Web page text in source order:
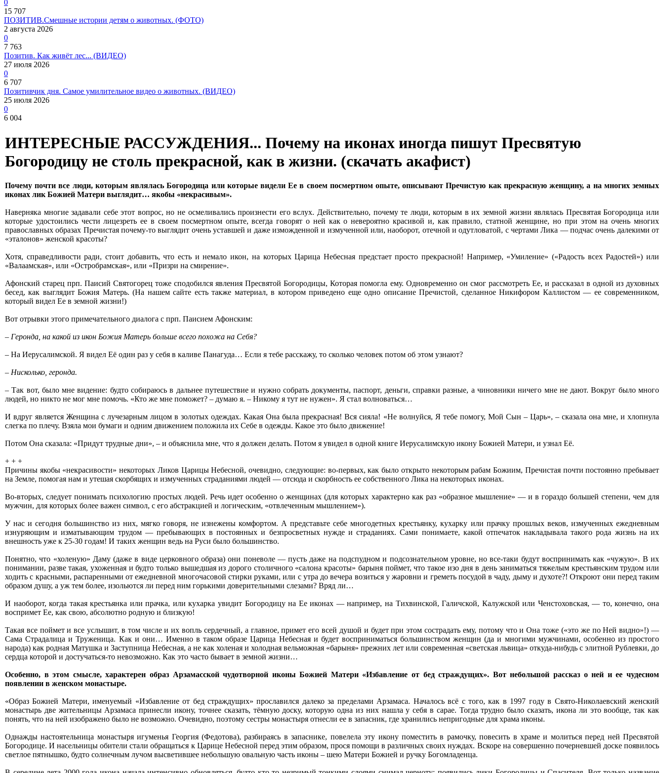
0
15 707
ПОЗИТИВ.Смешные истории детям о животных. (ФОТО)
2 августа 2026
0
7 763
Позитив. Как живёт лес... (ВИДЕО)
27 июля 2026
0
6 707
Позитивчик дня. Самое умилительное видео о животных. (ВИДЕО)
25 июля 2026
0
6 004
ИНТЕРЕСНЫЕ РАССУЖДЕНИЯ... Почему на иконах иногда пишут Пресвятую
Богородицу не столь прекрасной, как в жизни. (скачать акафист)
Почему почти все люди, которым являлась Богородица или которые видели Ее в своем посмертном опыте, описывают Пречистую как прекрасную женщину, а на многих земных
иконах лик Божией Матери выглядит… якобы «некрасивым».
Наверняка многие задавали себе этот вопрос, но не осмеливались произнести его вслух. Действительно, почему те люди, которым в их земной жизни являлась Пресвятая Богородица или
которые удостоились чести лицезреть ее в своем посмертном опыте, всегда говорят о ней как о невероятно красивой и, как правило, статной женщине, но при этом на очень многих
православных образах Пречистая почему-то выглядит очень уставшей и даже изможденной и измученной или, наоборот, отечной и одутловатой, с чертами Лика — подчас очень далекими от
«эталонов» женской красоты?
Хотя, справедливости ради, стоит добавить, что есть и немало икон, на которых Царица Небесная предстает просто прекрасной! Например, «Умиление» («Радость всех Радостей») или
«Валаамская», или «Остробрамская», или «Призри на смирение».
Афонский старец прп. Паисий Святогорец тоже сподобился явления Пресвятой Богородицы, Которая помогла ему. Одновременно он смог рассмотреть Ее, и рассказал в одной из духовных
бесед, как выглядит Божия Матерь. (На нашем сайте есть также материал, в котором приведено еще одно описание Пречистой, сделанное Никифором Каллистом — ее современником,
который видел Ее в земной жизни!)
Вот отрывки этого примечательного диалога с прп. Паисием Афонским:
– Геронда, на какой из икон Божия Матерь больше всего похожа на Себя?
– На Иерусалимской. Я видел Её один раз у себя в каливе Панагуда… Если я тебе расскажу, то сколько человек потом об этом узнают?
– Нисколько, геронда.
– Так вот, было мне видение: будто собираюсь в дальнее путешествие и нужно собрать документы, паспорт, деньги, справки разные, а чиновники ничего мне не дают. Вокруг было много
людей, но никто не мог мне помочь. «Кто же мне поможет? – думаю я. – Никому я тут не нужен». Я стал волноваться…
И вдруг является Женщина с лучезарным лицом в золотых одеждах. Какая Она была прекрасная! Вся сияла! «Не волнуйся, Я тебе помогу, Мой Сын – Царь», – сказала она мне, и хлопнула
слегка по плечу. Взяла мои бумаги и одним движением положила их Себе в одежды. Какое это было движение!
Потом Она сказала: «Придут трудные дни», – и объяснила мне, что я должен делать. Потом я увидел в одной книге Иерусалимскую икону Божией Матери, и узнал Её.
+ + +
Причины якобы «некрасивости» некоторых Ликов Царицы Небесной, очевидно, следующие: во-первых, как было открыто некоторым рабам Божиим, Пречистая почти постоянно пребывает
на Земле, помогая нам и утешая скорбящих и измученных страданиями людей — отсюда и скорбность ее собственного Лика на некоторых иконах.
Во-вторых, следует понимать психологию простых людей. Речь идет особенно о женщинах (для которых характерно как раз «образное мышление» — и в гораздо большей степени, чем для
мужчин, для которых более важен символ, с его абстракцией и логическим, «отвлеченным мышлением»).
У нас и сегодня большинство из них, мягко говоря, не изнежены комфортом. А представьте себе многодетных крестьянку, кухарку или прачку прошлых веков, измученных ежедневным
изнуряющим и изматывающим трудом — пребывающих в постоянных и безпросветных нужде и страданиях. Сами понимаете, какой отпечаток накладывала такого рода жизнь на их
внешность уже к 25-30 годам! И таких женщин ведь на Руси было большинство.
Понятно, что «холеную» Даму (даже в виде церковного образа) они поневоле — пусть даже на подспудном и подсознательном уровне, но все-таки будут воспринимать как «чужую». В их
понимании, разве такая, ухоженная и будто только вышедшая из дорого столичного «салона красоты» барыня поймет, что такое изо дня в день заниматься тяжелым крестьянским трудом или
ходить с красными, распаренными от ежедневной многочасовой стирки руками, или с утра до вечера возиться у жаровни и греметь посудой в чаду, дыму и духоте?! Откроют они перед таким
образом душу, а уж тем более, изольются ли перед ним горькими доверительными слезами? Вряд ли…
И наоборот, когда такая крестьянка или прачка, или кухарка увидит Богородицу на Ее иконах — например, на Тихвинской, Галичской, Калужской или Ченстоховская, — то, конечно, она
воспримет Ее, как свою, абсолютно родную и близкую!
Такая все поймет и все услышит, в том числе и их вопль сердечный, а главное, примет его всей душой и будет при этом сострадать ему, потому что и Она тоже («это же по Ней видно»!) —
Сама Страдалица и Труженица. Как и они… Именно в таком образе Царица Небесная и будет восприниматься большинством женщин (да и многими мужчинами, особенно из простого
народа) как родная Матушка и Заступница Небесная, а не как холеная и холодная вельможная «барыня» прежних лет или современная «светская львица» откуда-нибудь с элитной Рублевки, до
сердца которой и достучаться-то невозможно. Как это часто бывает в земной жизни…
Особенно, в этом смысле, характерен образ Арзамасской чудотворной иконы Божией Матери «Избавление от бед страждущих». Вот небольшой рассказ о ней и ее чудесном
появлении в женском монастыре.
«Образ Божией Матери, именуемый «Избавление от бед страждущих» прославился далеко за пределами Арзамаса. Началось всё с того, как в 1997 году в Свято-Николаевский женский
монастырь две жительницы Арзамаса принесли икону, точнее сказать, тёмную доску, которую одна из них нашла у себя в сарае. Тогда трудно было сказать, икона ли это вообще, так как
понять, что на ней изображено было не возможно. Очевидно, поэтому сестры монастыря отнесли ее в запасник, где хранились непригодные для храма иконы.
Однажды настоятельница монастыря игуменья Георгия (Федотова), разбираясь в запаснике, повелела эту икону поместить в рамочку, повесить в храме и молиться перед ней Пресвятой
Богородице. И насельницы обители стали обращаться к Царице Небесной перед этим образом, прося помощи в различных своих нуждах. Вскоре на совершенно почерневшей доске появилось
светлое пятнышко, будто солнечным лучом высветившее небольшую овальную часть иконы – шею Матери Божией и ручку Богомладенца.